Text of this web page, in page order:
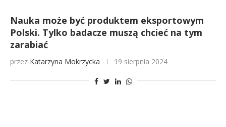
Nauka może być produktem eksportowym
Polski. Tylko badacze muszą chcieć na tym
zarabiać
przez Katarzyna Mokrzycka 19 sierpnia 2024